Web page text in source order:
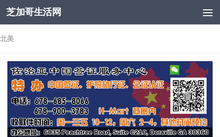
跳至内容
芝加哥生活网
北美